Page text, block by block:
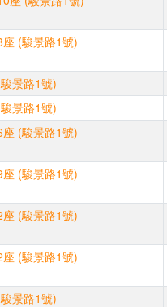
(駿景路1號)
景路1號)
景路1號)
(駿景路1號)
(駿景路1號)
(駿景路1號)
(駿景路1號)
景路1號)